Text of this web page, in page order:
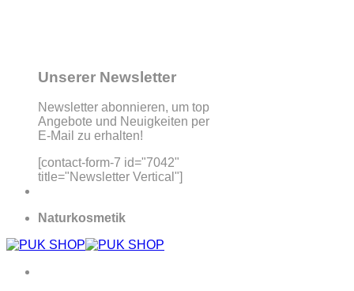
Unserer Newsletter
Newsletter abonnieren, um top
Angebote und Neuigkeiten per
E-Mail zu erhalten!
[contact-form-7 id="7042"
title="Newsletter Vertical"]
Naturkosmetik